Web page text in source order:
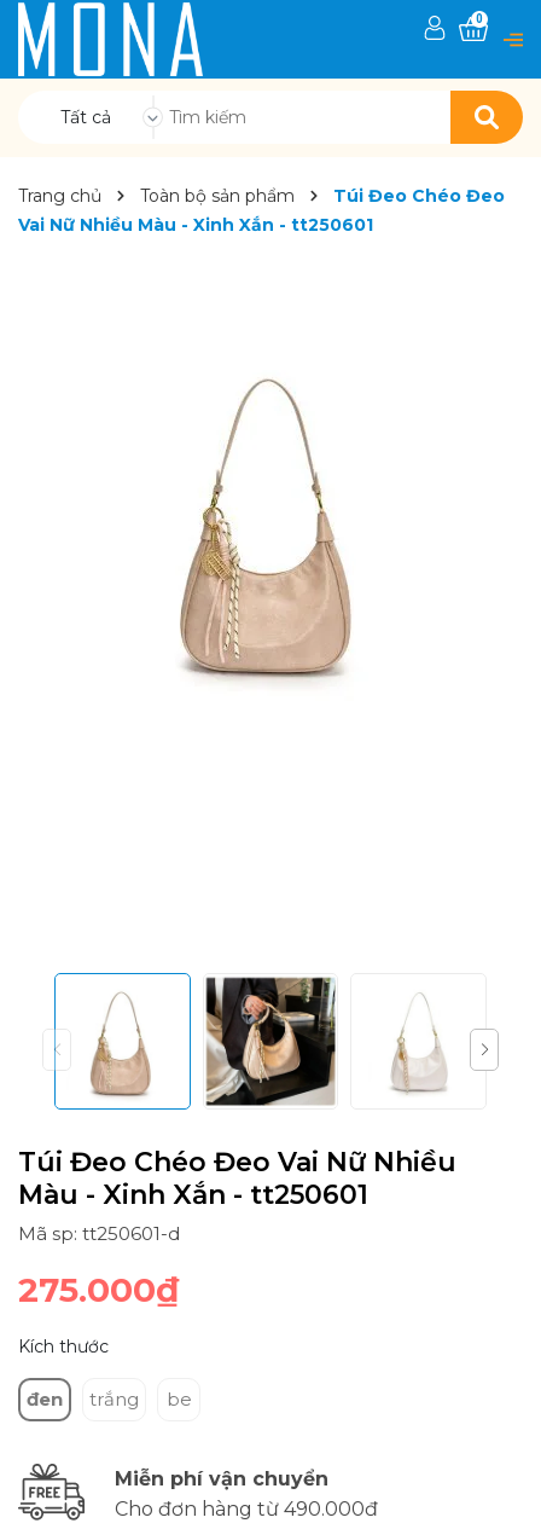
Tất cả
0
Trang chủ Toàn bộ sản phẩm
Túi Đeo Chéo Đeo
Vai Nữ Nhiều Màu - Xinh Xắn - tt250601
Túi Đeo Chéo Đeo Vai Nữ Nhiều
Màu - Xinh Xắn - tt250601
Mã sp: tt250601-d
275.000₫
Kích thước
đen trắng be
Miễn phí vận chuyển
Cho đơn hàng từ 490.000đ